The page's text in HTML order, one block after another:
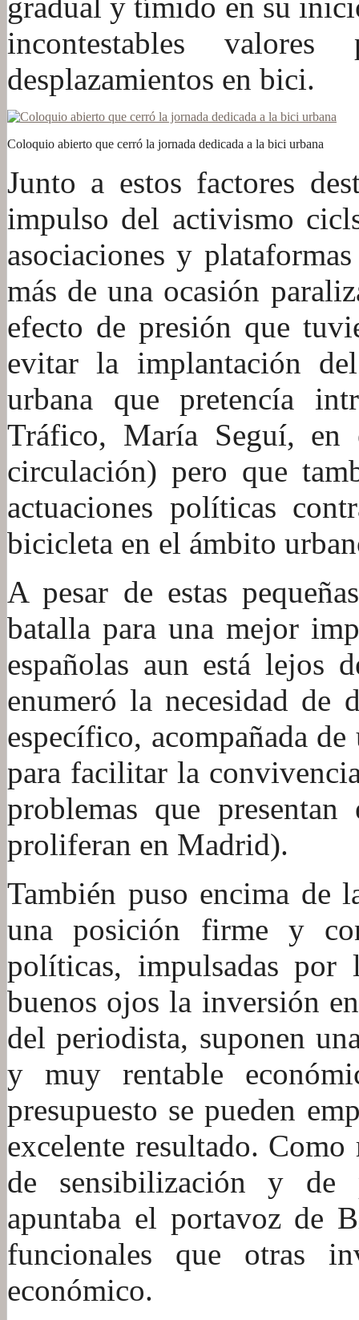
incontestables
desplazamientos en bici.
Coloquio abierto que cerró la jornada dedicada a la bici urbana
Junto a estos factores
impulso del activismo
asociaciones y
más de una ocasión
efecto de presión que
evitar la implantación
urbana que pretencía
Tráfico, María Seguí,
circulación) pero que
actuaciones políticas
bicicleta en el ámbito
A pesar de estas
batalla para una mejor
españolas aun está lejos
enumeró la necesidad de
específico, acompañada
para facilitar la
problemas que
proliferan en Madrid).
También puso encima de
una posición firme y
políticas, impulsadas
buenos ojos la inversión
del periodista, suponen
y muy rentable
presupuesto se pueden
excelente resultado. Como
de sensibilización y de
apuntaba el portavoz de
funcionales que otras
económico.